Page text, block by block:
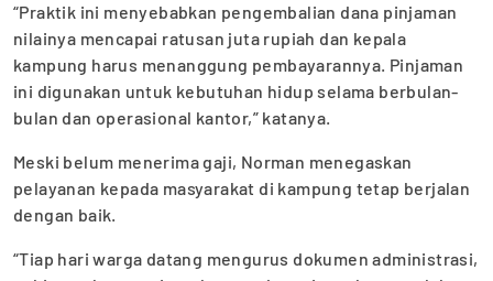
“Praktik ini menyebabkan pengembalian dana pinjaman
nilainya mencapai ratusan juta rupiah dan kepala
kampung harus menanggung pembayarannya. Pinjaman
ini digunakan untuk kebutuhan hidup selama berbulan-
bulan dan operasional kantor,” katanya.
Meski belum menerima gaji, Norman menegaskan
pelayanan kepada masyarakat di kampung tetap berjalan
dengan baik.
“Tiap hari warga datang mengurus dokumen administrasi,